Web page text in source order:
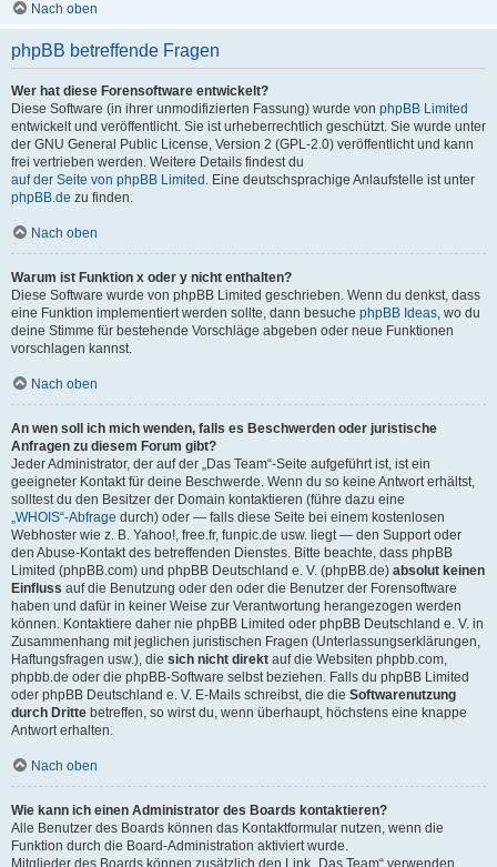
Nach oben
phpBB betreffende Fragen
Wer hat diese Forensoftware entwickelt?
Diese Software (in ihrer unmodifizierten Fassung) wurde von phpBB Limited
entwickelt und veröffentlicht. Sie ist urheberrechtlich geschützt. Sie wurde unter
der GNU General Public License, Version 2 (GPL-2.0) veröffentlicht und kann
frei vertrieben werden. Weitere Details findest du
auf der Seite von phpBB Limited . Eine deutschsprachige Anlaufstelle ist unter
phpBB.de zu finden.
Nach oben
Warum ist Funktion x oder y nicht enthalten?
Diese Software wurde von phpBB Limited geschrieben. Wenn du denkst, dass
eine Funktion implementiert werden sollte, dann besuche phpBB Ideas, wo du
deine Stimme für bestehende Vorschläge abgeben oder neue Funktionen
vorschlagen kannst.
Nach oben
An wen soll ich mich wenden, falls es Beschwerden oder juristische
Anfragen zu diesem Forum gibt?
Jeder Administrator, der auf der „Das Team“-Seite aufgeführt ist, ist ein
geeigneter Kontakt für deine Beschwerde. Wenn du so keine Antwort erhältst,
solltest du den Besitzer der Domain kontaktieren (führe dazu eine
„WHOIS“-Abfrage durch) oder — falls diese Seite bei einem kostenlosen
Webhoster wie z. B. Yahoo!, free.fr, funpic.de usw. liegt — den Support oder
den Abuse-Kontakt des betreffenden Dienstes. Bitte beachte, dass phpBB
Limited (phpBB.com) und phpBB Deutschland e. V. (phpBB.de) absolut keinen
Einfluss auf die Benutzung oder den oder die Benutzer der Forensoftware
haben und dafür in keiner Weise zur Verantwortung herangezogen werden
können. Kontaktiere daher nie phpBB Limited oder phpBB Deutschland e. V. in
Zusammenhang mit jeglichen juristischen Fragen (Unterlassungserklärungen,
Haftungsfragen usw.), die sich nicht direkt auf die Websiten phpbb.com,
phpbb.de oder die phpBB-Software selbst beziehen. Falls du phpBB Limited
oder phpBB Deutschland e. V. E-Mails schreibst, die die Softwarenutzung
durch Dritte betreffen, so wirst du, wenn überhaupt, höchstens eine knappe
Antwort erhalten.
Nach oben
Wie kann ich einen Administrator des Boards kontaktieren?
Alle Benutzer des Boards können das Kontaktformular nutzen, wenn die
Funktion durch die Board-Administration aktiviert wurde.
Mitglieder des Boards können zusätzlich den Link „Das Team“ verwenden.